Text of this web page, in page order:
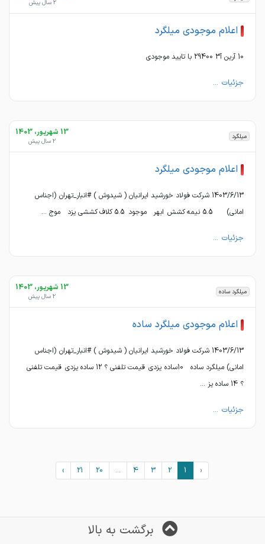
2 سال پیش
اعلام موجودی میلگرد
10 آرین آ3 29400 با تایید موجودی
جزئیات ...
میلگرد 13 شهریور، 1403
2 سال پیش
اعلام موجودی میلگرد
1403/6/13 شرکت فولاد خورشید ایرانیان ( شیدوش ) #انبار_تهران (اجناس
امانی) 5.5 نیمه کشش ابهر موجود 5.5 کلاف کششی یزد موج ...
جزئیات ...
میلگرد ساده 13 شهریور، 1403
2 سال پیش
اعلام موجودی میلگرد ساده
1403/6/13 شرکت فولاد خورشید ایرانیان ( شیدوش ) #انبار_تهران (اجناس
امانی) میلگرد ساده 10ساده یزدی قیمت تلفنی ؟ 12 ساده یزدی قیمت تلفنی
؟ 14 ساده یز ...
جزئیات ...
‹
1
2
3
4
...
20
21
›
برگشت به بالا